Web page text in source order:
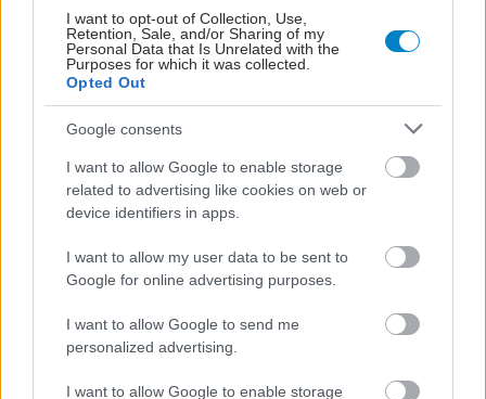
I want to opt-out of Collection, Use,
Retention, Sale, and/or Sharing of my
Personal Data that Is Unrelated with the
Purposes for which it was collected.
Opted Out
Google consents
I want to allow Google to enable storage
related to advertising like cookies on web or
device identifiers in apps.
I want to allow my user data to be sent to
Google for online advertising purposes.
I want to allow Google to send me
personalized advertising.
I want to allow Google to enable storage
φαρμάκων
διακοπών: Τα
απαραίτητα για τις
μικροενοχλήσεις
ΗΠΑ: Οι γίγαντες της
εφοδιαστικής αλυσίδας
αγωνίζονται να
συμβαδίσουν με την
άνθηση της